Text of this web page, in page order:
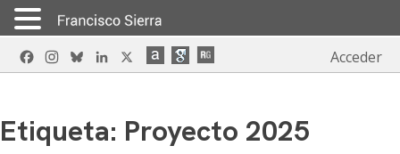
Skip
to
FacebookInstagram
BlueskyLinkedIn Acceder
Etiqueta: Proyecto 2025